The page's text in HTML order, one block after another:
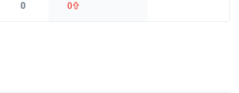
0 0